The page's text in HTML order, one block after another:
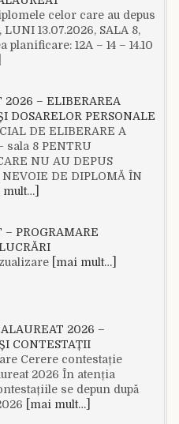
celor care au depus
13.07.2026, SALA 8,
planificare: 12A – 14 – 14.10
2026 – ELIBERAREA
DOSARELOR PERSONALE
DE ELIBERARE A
sala 8 PENTRU
NU AU DEPUS
DE DIPLOMĂ ÎN
mult…]
– PROGRAMARE
[mai mult…]
2026 –
CONTESTAȚII
Cerere contestație
2026 În atenția
se depun după
[mai mult…]